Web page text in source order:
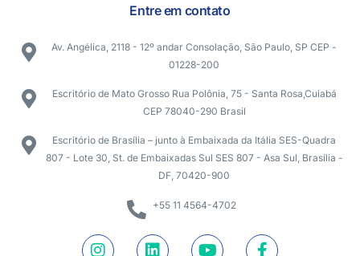
Entre em contato
Av. Angélica, 2118 - 12º andar Consolação, São Paulo, SP CEP -
01228-200
Escritório de Mato Grosso Rua Polônia, 75 - Santa Rosa,Cuiabá
CEP 78040-290 Brasil
Escritório de Brasília – junto à Embaixada da Itália SES-Quadra
807 - Lote 30, St. de Embaixadas Sul SES 807 - Asa Sul, Brasília -
DF, 70420-900
+55 11 4564-4702